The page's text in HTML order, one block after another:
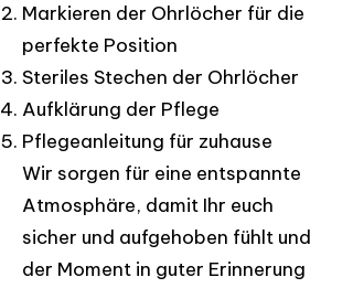
Markieren der Ohrlöcher für die
perfekte Position
Steriles Stechen der Ohrlöcher
Aufklärung der Pflege
Pflegeanleitung für zuhause
Wir sorgen für eine entspannte
Atmosphäre, damit Ihr euch
sicher und aufgehoben fühlt und
der Moment in guter Erinnerung